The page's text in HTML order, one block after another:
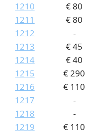
1210
€ 80
1211
€ 80
1212
-
1213
€ 45
1214
€ 40
1215
€ 290
1216
€ 110
1217
-
1218
-
1219
€ 110